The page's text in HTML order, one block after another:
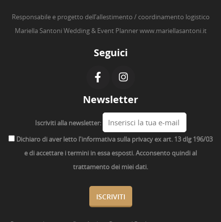
Responsabile e progetto dell’allestimento / coordinamento logistico
Mariella Santoni Wedding & Event Plannerwww.mariellasantoni.it
Seguici
Newsletter
Iscriviti alla newsletter:
Dichiaro di aver letto l'informativa sulla privacy ex art. 13 dlg 196/03
e di accettare i termini in essa esposti. Acconsento quindi al
trattamento dei miei dati.